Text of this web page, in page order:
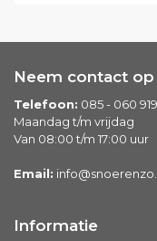
Neem contact op
Telefoon: 085 - 060
Maandag t/m vrijdag
Van 08:00 t/m 17:00 uur
Email:
Informatie